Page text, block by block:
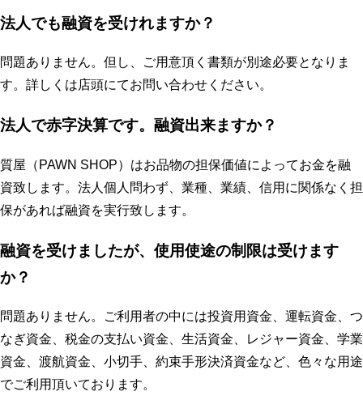
法人でも融資を受けれますか？
問題ありません。但し、ご用意頂く書類が別途必要となりま
す。詳しくは店頭にてお問い合わせください。
法人で赤字決算です。融資出来ますか？
質屋（PAWN SHOP）はお品物の担保価値によってお金を融
資致します。法人個人問わず、業種、業績、信用に関係なく担
保があれば融資を実行致します。
融資を受けましたが、使用使途の制限は受けます
か？
問題ありません。ご利用者の中には投資用資金、運転資金、つ
なぎ資金、税金の支払い資金、生活資金、レジャー資金、学業
資金、渡航資金、小切手、約束手形決済資金など、色々な用途
でご利用頂いております。